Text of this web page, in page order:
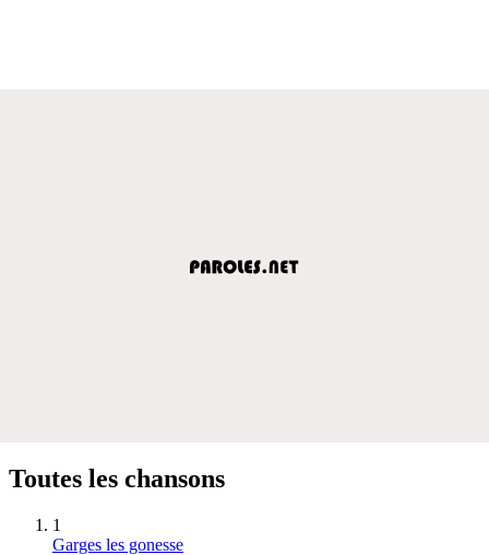
Toutes les chansons
1
Garges les gonesse